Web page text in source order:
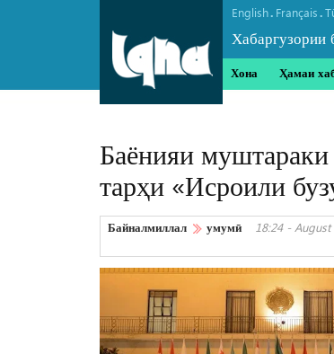
English. Français.
Хабаргузории
Хона Ҳамаи
Баёнияи
тарҳи «Исроили
Байналмиллал умумӣ 18:24 -